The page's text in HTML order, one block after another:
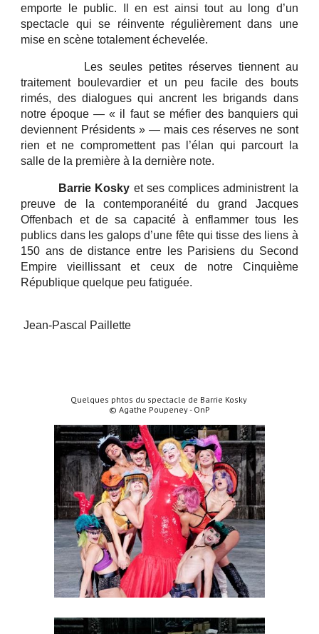
emporte le public. Il en est ainsi tout au long d’un
spectacle qui se réinvente régulièrement dans une
mise en scène totalement échevelée.
Les seules petites réserves tiennent au
traitement boulevardier et un peu facile des bouts
rimés, des dialogues qui ancrent les brigands dans
notre époque — « il faut se méfier des banquiers qui
deviennent Présidents » — mais ces réserves ne sont
rien et ne compromettent pas l’élan qui parcourt la
salle de la première à la dernière note.
Barrie Kosky et ses complices administrent la
preuve de la contemporanéité du grand Jacques
Offenbach et de sa capacité à enflammer tous les
publics dans les galops d’une fête qui tisse des liens à
150 ans de distance entre les Parisiens du Second
Empire vieillissant et ceux de notre Cinquième
République quelque peu fatiguée.
Jean-Pascal Paillette
Quelques phtos du spectacle de Barrie Kosky
© Agathe Poupeney - OnP